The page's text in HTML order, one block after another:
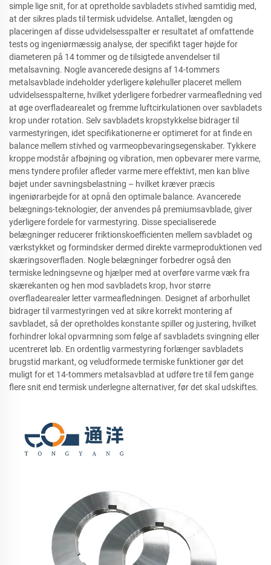
simple lige snit, for at opretholde savbladets stivhed samtidig med,
at der sikres plads til termisk udvidelse. Antallet, længden og
placeringen af disse udvidelsesspalter er resultatet af omfattende
tests og ingeniørmæssig analyse, der specifikt tager højde for
diameteren på 14 tommer og de tilsigtede anvendelser til
metalsavning. Nogle avancerede designs af 14-tommers
metalsavblade indeholder yderligere kølehuller placeret mellem
udvidelsesspalterne, hvilket yderligere forbedrer varmeafledning ved
at øge overfladearealet og fremme luftcirkulationen over savbladets
krop under rotation. Selv savbladets kropstykkelse bidrager til
varmestyringen, idet specifikationerne er optimeret for at finde en
balance mellem stivhed og varmeopbevaringsegenskaber. Tykkere
kroppe modstår afbøjning og vibration, men opbevarer mere varme,
mens tyndere profiler afleder varme mere effektivt, men kan blive
bøjet under savningsbelastning – hvilket kræver præcis
ingeniørarbejde for at opnå den optimale balance. Avancerede
belægnings-teknologier, der anvendes på premiumsavblade, giver
yderligere fordele for varmestyring. Disse specialiserede
belægninger reducerer friktionskoefficienten mellem savbladet og
værkstykket og formindsker dermed direkte varmeproduktionen ved
skæringsoverfladen. Nogle belægninger forbedrer også den
termiske ledningsevne og hjælper med at overføre varme væk fra
skærekanten og hen mod savbladets krop, hvor større
overfladearealer letter varmeafledningen. Designet af arborhullet
bidrager til varmestyringen ved at sikre korrekt montering af
savbladet, så der opretholdes konstante spiller og justering, hvilket
forhindrer lokal opvarmning som følge af savbladets svingning eller
ucentreret løb. En ordentlig varmestyring forlænger savbladets
brugstid markant, og veludformede termiske funktioner gør det
muligt for et 14-tommers metalsavblad at udføre tre til fem gange
flere snit end termisk underlegne alternativer, før det skal udskiftes.